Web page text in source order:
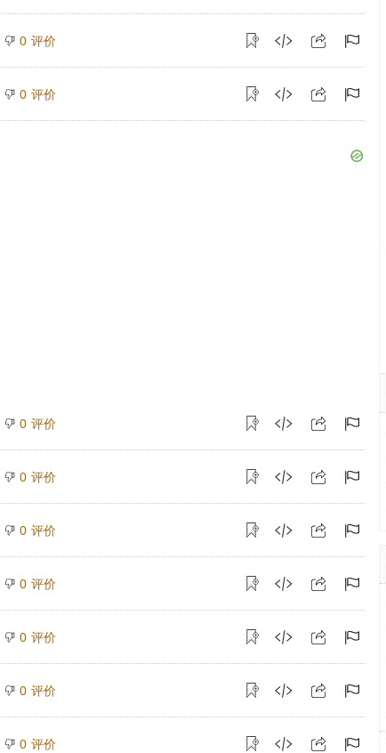
0 评价
0 评价
0 评价
0 评价
0 评价
0 评价
0 评价
0 评价
0 评价